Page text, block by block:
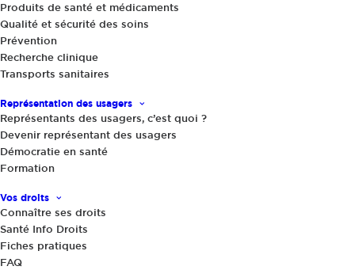
Produits de santé et médicaments
Qualité et sécurité des soins
Prévention
Recherche clinique
Transports sanitaires
Représentation des usagers
Représentants des usagers, c’est quoi ?
Devenir représentant des usagers
Démocratie en santé
Formation
Vos droits
Connaître ses droits
Santé Info Droits
Fiches pratiques
FAQ